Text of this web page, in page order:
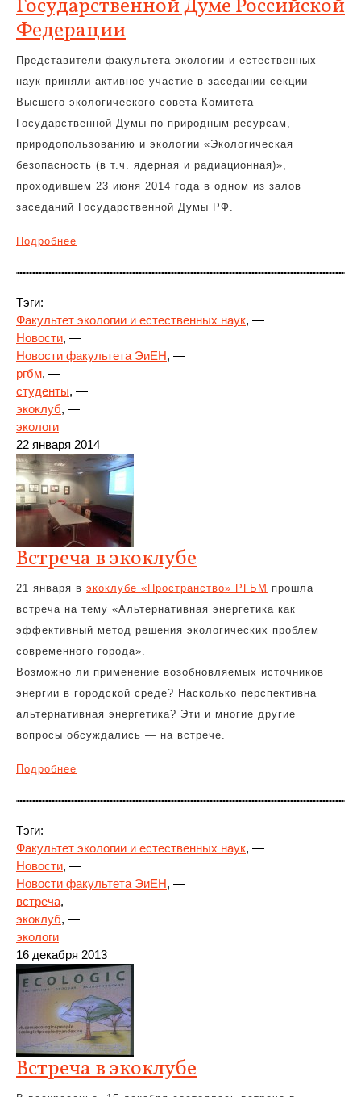
Государственной Думе Российской
Федерации
Представители факультета экологии и естественных
наук приняли активное участие в заседании секции
Высшего экологического совета Комитета
Государственной Думы по природным ресурсам,
природопользованию и экологии «Экологическая
безопасность (в т.ч. ядерная и радиационная)»,
проходившем 23 июня 2014 года в одном из залов
заседаний Государственной Думы РФ.
Подробнее
Тэги:
Факультет экологии и естественных наук, —
Новости, —
Новости факультета ЭиЕН, —
ргбм, —
студенты, —
экоклуб, —
экологи
22 января 2014
Встреча в экоклубе
21 января в экоклубе «Пространство» РГБМ прошла
встреча на тему «Альтернативная энергетика как
эффективный метод решения экологических проблем
современного города».
Возможно ли применение возобновляемых источников
энергии в городской среде? Насколько перспективна
альтернативная энергетика? Эти и многие другие
вопросы обсуждались — на встрече.
Подробнее
Тэги:
Факультет экологии и естественных наук, —
Новости, —
Новости факультета ЭиЕН, —
встреча, —
экоклуб, —
экологи
16 декабря 2013
Встреча в экоклубе